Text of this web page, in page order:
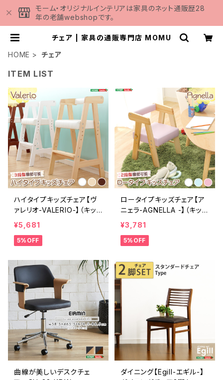
モーム・オリジナルインテリアは家具のネット通販歴28
年の老舗webshopです。
チェア | 家具の通販専門店 MOMU
HOME
チェア
ITEM LIST
ハイタイプキッズチェア【ヴ
ァレリオ-VALERIO-】（キッ
ズ チェア 椅子）
¥5,681
5%OFF
ロータイプキッズチェア【ア
ニェラ-AGNELLA -】（キッ
ズ チェア 椅子）
¥3,781
5%OFF
曲線が美しいデスクチェ
ダイニング【Egill-エギル-】